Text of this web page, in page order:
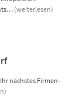
(weiterlesen)
nächstes Firmen-